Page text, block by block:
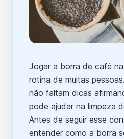
Jogar a borra de café
rotina de muitas
não faltam dicas
pode ajudar na limpeza
Antes de seguir esse
entender como a borra